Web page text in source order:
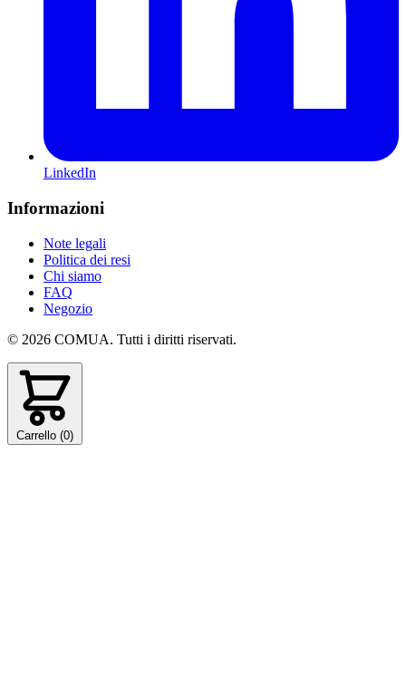
LinkedIn
Informazioni
Note legali
Politica dei resi
Chi siamo
FAQ
Negozio
© 2026 COMUA. Tutti i diritti riservati.
Carrello (0)